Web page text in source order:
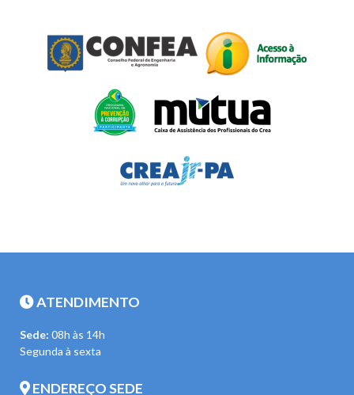
ATENDIMENTO
Sede: 08h às 14h
Segunda à sexta
ENDEREÇO SEDE